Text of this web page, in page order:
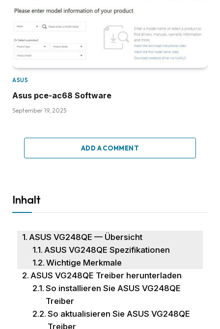
ASUS
Asus pce-ac68 Software
September 19, 2025
ADD A COMMENT
Inhalt
ASUS VG248QE — Übersicht
ASUS VG248QE Spezifikationen
Wichtige Merkmale
ASUS VG248QE Treiber herunterladen
So installieren Sie ASUS VG248QE
Treiber
So aktualisieren Sie ASUS VG248QE
Treiber